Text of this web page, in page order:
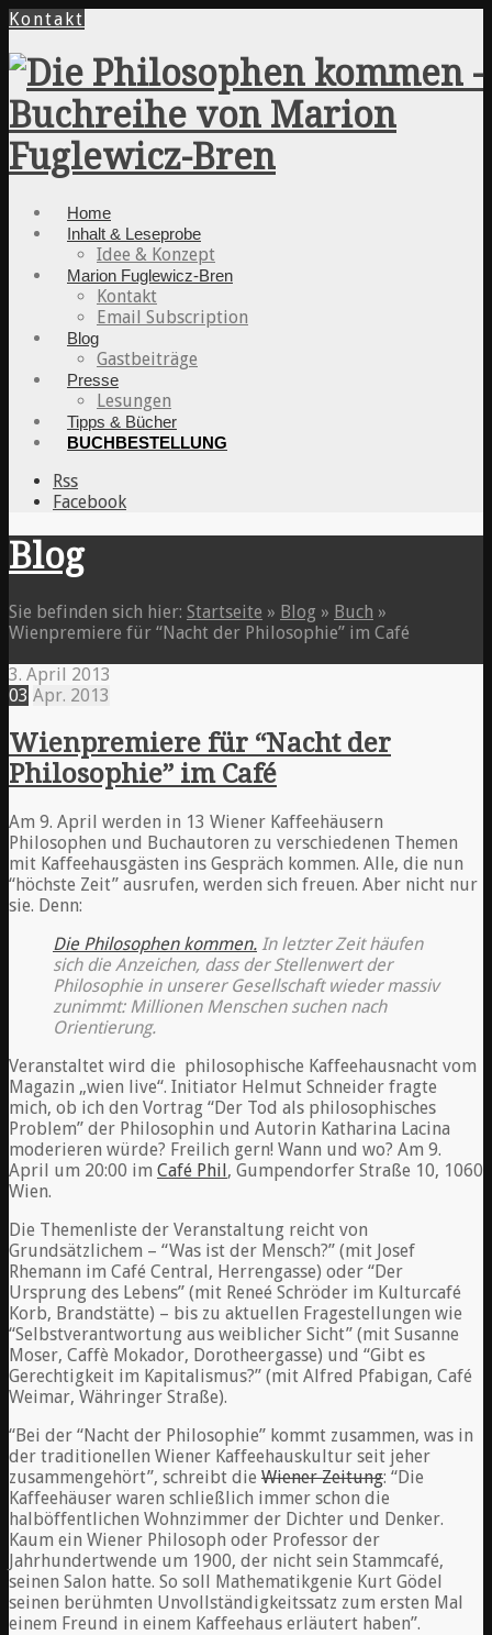
Kontakt
Home
Inhalt & Leseprobe
Idee & Konzept
Marion Fuglewicz-Bren
Kontakt
Email Subscription
Blog
Gastbeiträge
Presse
Lesungen
Tipps & Bücher
BUCHBESTELLUNG
Rss
Facebook
Blog
Sie befinden sich hier: Startseite » Blog » Buch »
Wienpremiere für “Nacht der Philosophie” im Café
3. April 2013
03 Apr. 2013
Wienpremiere für “Nacht der
Philosophie” im Café
Am 9. April werden in 13 Wiener Kaffeehäusern
Philosophen und Buchautoren zu verschiedenen Themen
mit Kaffeehausgästen ins Gespräch kommen. Alle, die nun
“höchste Zeit” ausrufen, werden sich freuen. Aber nicht nur
sie. Denn:
Die Philosophen kommen. In letzter Zeit häufen
sich die Anzeichen, dass der Stellenwert der
Philosophie in unserer Gesellschaft wieder massiv
zunimmt: Millionen Menschen suchen nach
Orientierung.
Veranstaltet wird die philosophische Kaffeehausnacht vom
Magazin „wien live“. Initiator Helmut Schneider fragte
mich, ob ich den Vortrag “Der Tod als philosophisches
Problem” der Philosophin und Autorin Katharina Lacina
moderieren würde? Freilich gern! Wann und wo? Am 9.
April um 20:00 im Café Phil, Gumpendorfer Straße 10, 1060
Wien.
Die Themenliste der Veranstaltung reicht von
Grundsätzlichem – “Was ist der Mensch?” (mit Josef
Rhemann im Café Central, Herrengasse) oder “Der
Ursprung des Lebens” (mit Reneé Schröder im Kulturcafé
Korb, Brandstätte) – bis zu aktuellen Fragestellungen wie
“Selbstverantwortung aus weiblicher Sicht” (mit Susanne
Moser, Caffè Mokador, Dorotheergasse) und “Gibt es
Gerechtigkeit im Kapitalismus?” (mit Alfred Pfabigan, Café
Weimar, Währinger Straße).
“Bei der “Nacht der Philosophie” kommt zusammen, was in
der traditionellen Wiener Kaffeehauskultur seit jeher
zusammengehört”, schreibt die Wiener Zeitung: “Die
Kaffeehäuser waren schließlich immer schon die
halböffentlichen Wohnzimmer der Dichter und Denker.
Kaum ein Wiener Philosoph oder Professor der
Jahrhundertwende um 1900, der nicht sein Stammcafé,
seinen Salon hatte. So soll Mathematikgenie Kurt Gödel
seinen berühmten Unvollständigkeitssatz zum ersten Mal
einem Freund in einem Kaffeehaus erläutert haben”.